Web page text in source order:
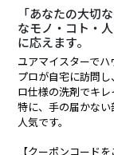
「あなたの大切
なモノ・コト・
に応えます。
ユアマイスターでハ
プロが自宅に訪問
ロ仕様の洗剤でキレ
特に、手の届かな
人気です。
【クーポンコード